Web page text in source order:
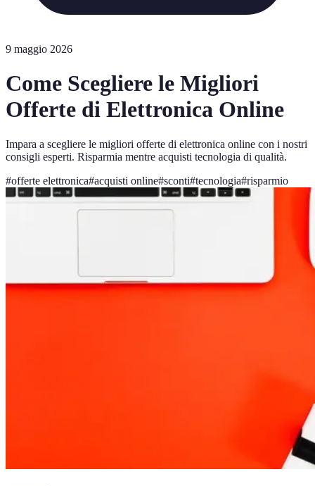
9 maggio 2026
Come Scegliere le Migliori
Offerte di Elettronica Online
Impara a scegliere le migliori offerte di elettronica online con i nostri
consigli esperti. Risparmia mentre acquisti tecnologia di qualità.
#offerte elettronica#acquisti online#sconti#tecnologia#risparmio